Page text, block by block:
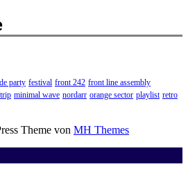
party festival front 242 front line assembly
minimal wave nordarr orange sector playlist retro
Theme von MH Themes